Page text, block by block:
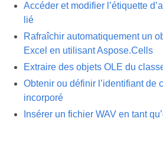
Accéder et modifier l’étiquette
lié
Rafraîchir automatiquement un
Excel en utilisant Aspose.Cells
Extraire des objets OLE du
Obtenir ou définir l’identifiant de
incorporé
Insérer un fichier WAV en tant